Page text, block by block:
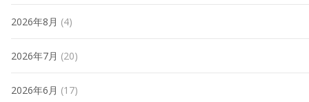
2026年8月 (4)
2026年7月 (20)
2026年6月 (17)